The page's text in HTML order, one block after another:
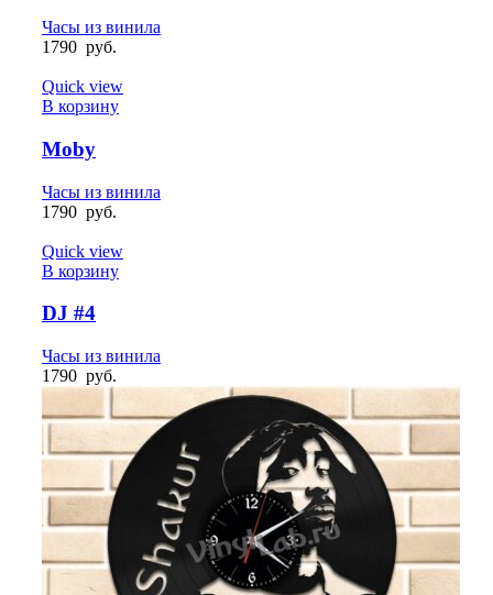
Часы из винила
1790 руб.
Quick view
В корзину
Moby
Часы из винила
1790 руб.
Quick view
В корзину
DJ #4
Часы из винила
1790 руб.